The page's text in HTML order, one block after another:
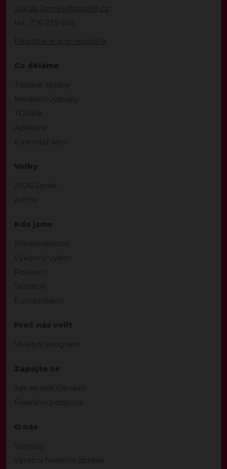
Jakub.Tomek@top09.cz
tel.: 776 739 505
Registrace pro novináře
Co děláme
Tiskové zprávy
Mediální výstupy
TOPlife
Aplikace
Kalendář akcí
Volby
2026 Senát
Archiv
Kdo jsme
Předsednictvo
Výkonný výbor
Poslanci
Senátoři
Europoslanci
Proč nás volit
Volební program
Zapojte se
Jak se stát členem
Finanční podpora
O nás
Stanovy
Výroční finanční zpráva